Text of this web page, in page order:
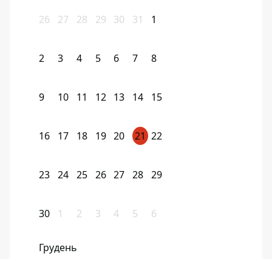
26 27 28 29 30 31 1
2 3 4 5 6 7 8
9 10 11 12 13 14 15
16 17 18 19 20 21 22
23 24 25 26 27 28 29
30 1 2 3 4 5 6
Грудень